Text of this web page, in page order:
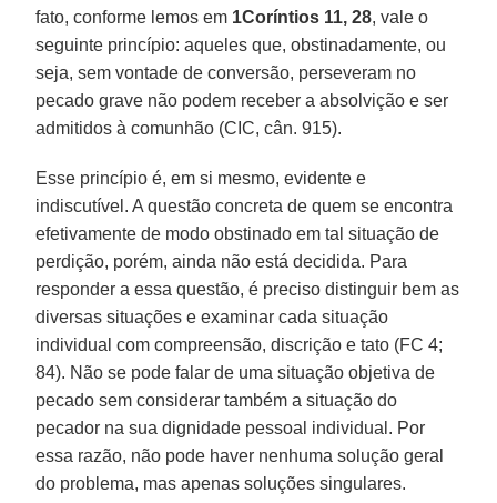
fato, conforme lemos em 1Coríntios 11, 28, vale o
seguinte princípio: aqueles que, obstinadamente, ou
seja, sem vontade de conversão, perseveram no
pecado grave não podem receber a absolvição e ser
admitidos à comunhão (CIC, cân. 915).
Esse princípio é, em si mesmo, evidente e
indiscutível. A questão concreta de quem se encontra
efetivamente de modo obstinado em tal situação de
perdição, porém, ainda não está decidida. Para
responder a essa questão, é preciso distinguir bem as
diversas situações e examinar cada situação
individual com compreensão, discrição e tato (FC 4;
84). Não se pode falar de uma situação objetiva de
pecado sem considerar também a situação do
pecador na sua dignidade pessoal individual. Por
essa razão, não pode haver nenhuma solução geral
do problema, mas apenas soluções singulares.